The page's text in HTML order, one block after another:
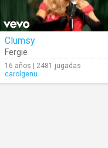
Akon,
Clumsy
Fergie
16 años | 2481 jugadas
carolgenu